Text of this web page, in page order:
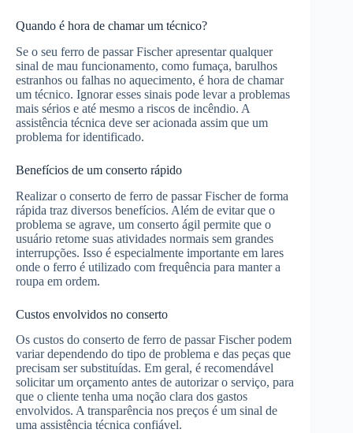
Quando é hora de chamar um técnico?
Se o seu ferro de passar Fischer apresentar qualquer
sinal de mau funcionamento, como fumaça, barulhos
estranhos ou falhas no aquecimento, é hora de chamar
um técnico. Ignorar esses sinais pode levar a problemas
mais sérios e até mesmo a riscos de incêndio. A
assistência técnica deve ser acionada assim que um
problema for identificado.
Benefícios de um conserto rápido
Realizar o conserto de ferro de passar Fischer de forma
rápida traz diversos benefícios. Além de evitar que o
problema se agrave, um conserto ágil permite que o
usuário retome suas atividades normais sem grandes
interrupções. Isso é especialmente importante em lares
onde o ferro é utilizado com frequência para manter a
roupa em ordem.
Custos envolvidos no conserto
Os custos do conserto de ferro de passar Fischer podem
variar dependendo do tipo de problema e das peças que
precisam ser substituídas. Em geral, é recomendável
solicitar um orçamento antes de autorizar o serviço, para
que o cliente tenha uma noção clara dos gastos
envolvidos. A transparência nos preços é um sinal de
uma assistência técnica confiável.